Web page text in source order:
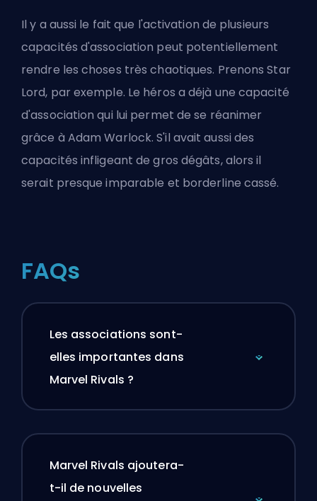
Il y a aussi le fait que l'activation de plusieurs
capacités d'association peut potentiellement
rendre les choses très chaotiques. Prenons Star
Lord, par exemple. Le héros a déjà une capacité
d'association qui lui permet de se réanimer
grâce à Adam Warlock. S'il avait aussi des
capacités infligeant de gros dégâts, alors il
serait presque imparable et borderline cassé.
FAQs
Les associations sont-
elles importantes dans
Marvel Rivals ?
Marvel Rivals ajoutera-
t-il de nouvelles